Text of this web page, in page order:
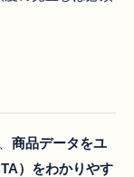
商品データをユ
）をわかりやす